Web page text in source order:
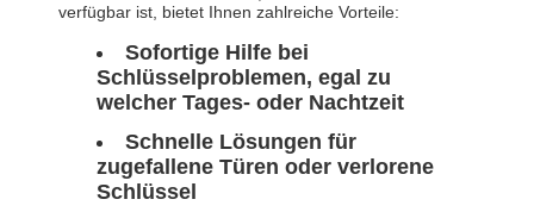
verfügbar ist, bietet Ihnen zahlreiche Vorteile:
Sofortige Hilfe bei
Schlüsselproblemen, egal zu
welcher Tages- oder Nachtzeit
Schnelle Lösungen für
zugefallene Türen oder verlorene
Schlüssel